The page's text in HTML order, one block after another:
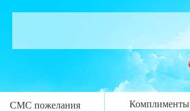
СМС пожелания Комплименты